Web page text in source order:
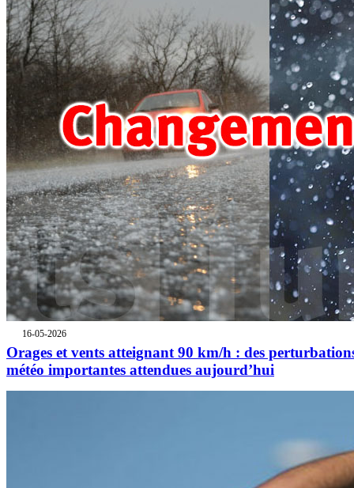
16-05-2026
Orages et vents atteignant 90 km/h : des
météo importantes attendues aujourd’hui